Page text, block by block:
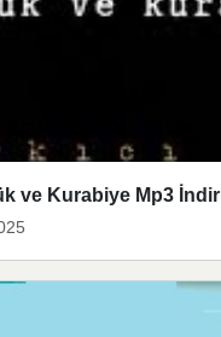
ve Kurabiye Mp3 İndir